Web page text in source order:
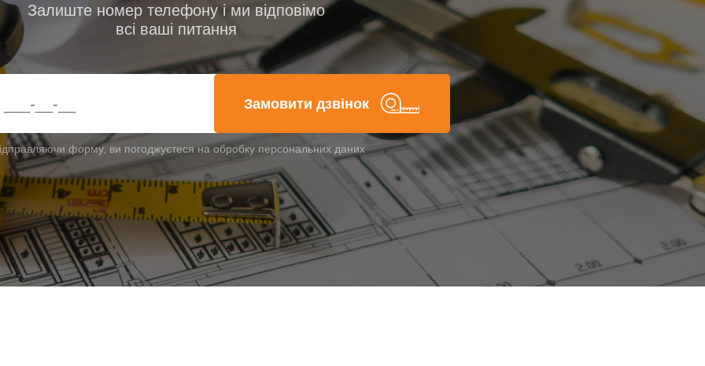
Залиште номер телефону і ми відповімо
всі ваші питання
Замовити дзвінок
форму, ви погоджуєтеся на обробку персональних даних